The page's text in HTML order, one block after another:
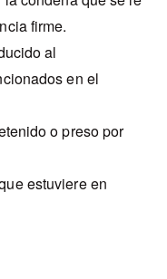
firme.
o al
en el
o preso por
estuviere en